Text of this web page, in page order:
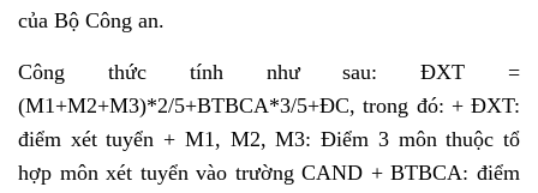
của Bộ Công an.
Công thức tính như sau: ĐXT =
(M1+M2+M3)*2/5+BTBCA*3/5+ĐC, trong đó: + ĐXT:
điểm xét tuyển + M1, M2, M3: Điểm 3 môn thuộc tổ
hợp môn xét tuyển vào trường CAND + BTBCA: điểm